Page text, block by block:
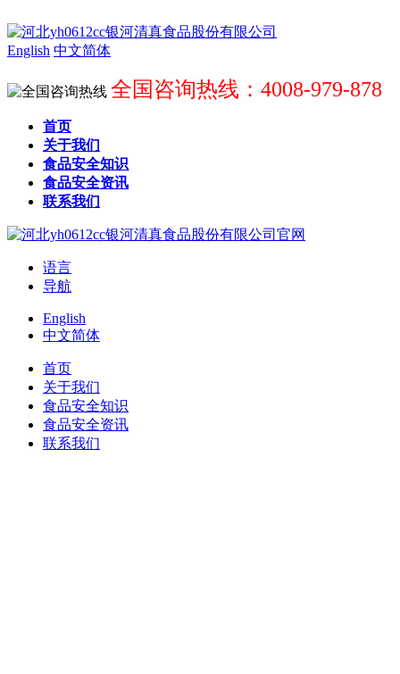
English 中文简体
全国咨询热线：4008-979-878
首页
关于我们
食品安全知识
食品安全资讯
联系我们
语言
导航
English
中文简体
首页
关于我们
食品安全知识
食品安全资讯
联系我们